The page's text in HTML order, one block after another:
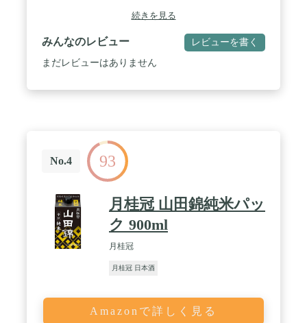
月純米は、もぎたての桃のようなみずみずしい香り
が特長の純米酒です。とろけるような甘味と酸味が
絶妙に調和したジューシーな味わいに加え、後半に
現れる純米らしい飲みごたえも堪能できます。 /
【原材料】米（国産）、米こうじ（国産米） 【内容
トデー・ひな祭り・敬老の日・お祝い・手土産）
に・お正月に
続きを見る
みんなのレビュー レビューを書く
まだレビューはありません
No.4 93
月桂冠 山田錦純米パッ
ク 900ml
月桂冠
月桂冠 日本酒
Amazonで詳しく見る